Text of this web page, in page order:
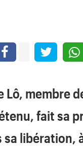
Lô, membre
fait sa
libération,